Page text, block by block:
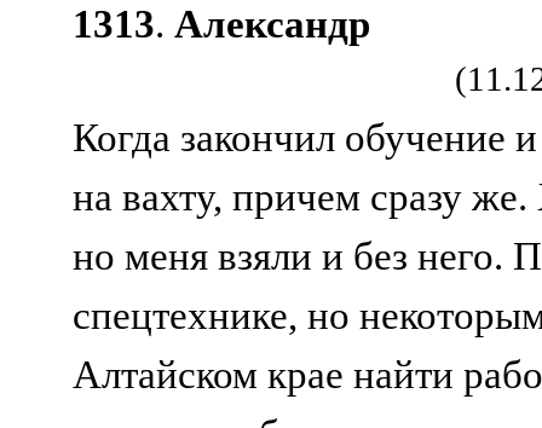
1313. Александр
Когда закончил обучение
на вахту, причем сразу
но меня взяли и без него.
спецтехнике, но
Алтайском крае найти